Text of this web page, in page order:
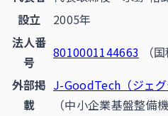
設立
2005年
法人番
号
8010001144663
（
外部掲
載
J-GoodTech（ジェ
（中小企業基盤整備